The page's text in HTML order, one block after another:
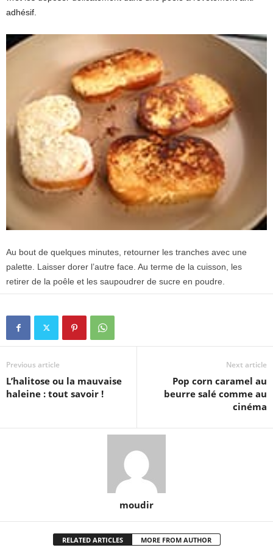
adhésif.
Au bout de quelques minutes, retourner les tranches avec une
palette. Laisser dorer l’autre face. Au terme de la cuisson, les
retirer de la poêle et les saupoudrer de sucre en poudre.
Previous article
L’halitose ou la mauvaise
haleine : tout savoir !
Next article
Pop corn caramel au
beurre salé comme au
cinéma
moudir
RELATED ARTICLES MORE FROM AUTHOR